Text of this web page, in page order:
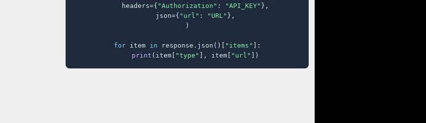
    headers={
"Authorization" : "API_KEY" },
    json={
"url" : "URL" },
)
for item in response.json()[ "items" ]:
print (item[ "type" ], item[ "url" ])